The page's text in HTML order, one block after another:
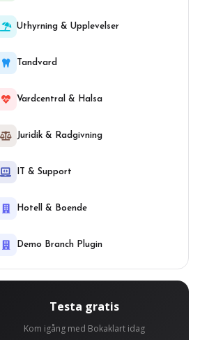
Uthyrning & Upplevelser
Tandvard
Vardcentral & Halsa
Juridik & Radgivning
IT & Support
Hotell & Boende
Demo Branch Plugin
Testa gratis
Kom igång med Bokaklart idag